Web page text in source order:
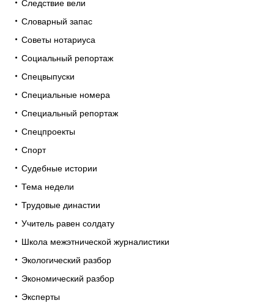
Следствие вели
Словарный запас
Советы нотариуса
Социальный репортаж
Спецвыпуски
Специальные номера
Специальный репортаж
Спецпроекты
Спорт
Судебные истории
Тема недели
Трудовые династии
Учитель равен солдату
Школа межэтнической журналистики
Экологический разбор
Экономический разбор
Эксперты